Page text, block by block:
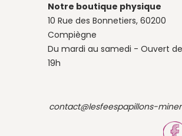
Notre boutique physique
10 Rue des Bonnetiers, 60200
Compiègne
Du mardi au samedi - Ouvert de
19h
contact@lesfeespapillons-